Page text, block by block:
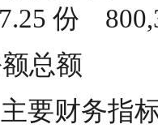
份
总额
§3 主要